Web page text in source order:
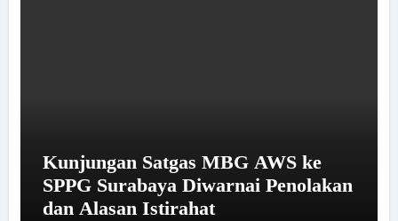
Kunjungan Satgas MBG AWS ke
SPPG Surabaya Diwarnai Penolakan
dan Alasan Istirahat